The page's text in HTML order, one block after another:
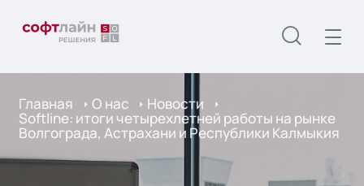
Главная О нас Новости
Softline: итоги четырехлетней работы на рынке
Волгограда, Астрахани и Республики Калмыкия